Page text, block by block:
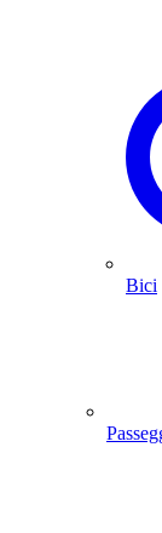
Bici